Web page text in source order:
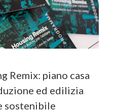
Remix: piano casa
ed edilizia
sostenibile